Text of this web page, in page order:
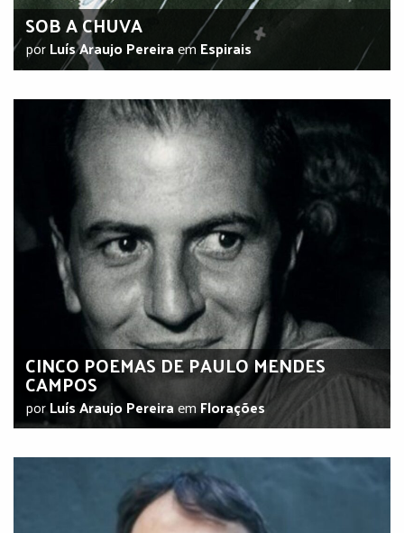
SOB A CHUVA
porLuís Araujo Pereiraem Espirais
CINCO POEMAS DE PAULO MENDES
CAMPOS
porLuís Araujo PereiraemFlorações